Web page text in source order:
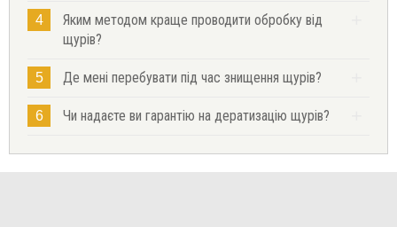
4
Яким методом краще проводити обробку від
щурів?
5 Де мені перебувати під час знищення щурів?
6 Чи надаєте ви гарантію на дератизацію щурів?